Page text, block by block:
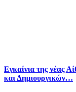
Εγκαίνια της νέας
και Δημιουργικών…